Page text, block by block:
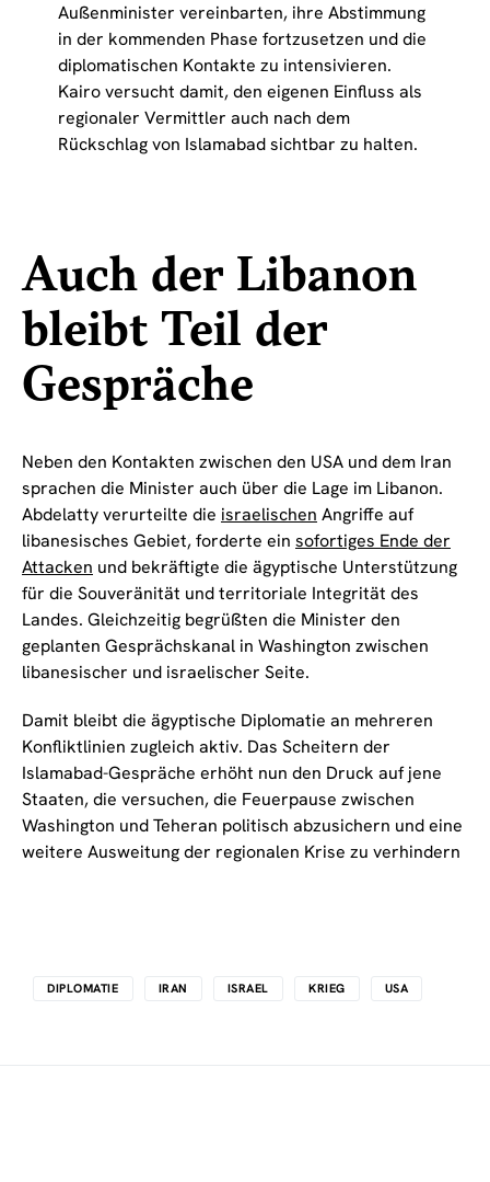
Außenminister vereinbarten, ihre Abstimmung
in der kommenden Phase fortzusetzen und die
diplomatischen Kontakte zu intensivieren.
Kairo versucht damit, den eigenen Einfluss als
regionaler Vermittler auch nach dem
Rückschlag von Islamabad sichtbar zu halten.
Auch der Libanon
bleibt Teil der
Gespräche
Neben den Kontakten zwischen den USA und dem Iran
sprachen die Minister auch über die Lage im Libanon.
Abdelatty verurteilte die israelischen Angriffe auf
libanesisches Gebiet, forderte ein sofortiges Ende der
Attacken und bekräftigte die ägyptische Unterstützung
für die Souveränität und territoriale Integrität des
Landes. Gleichzeitig begrüßten die Minister den
geplanten Gesprächskanal in Washington zwischen
libanesischer und israelischer Seite.
Damit bleibt die ägyptische Diplomatie an mehreren
Konfliktlinien zugleich aktiv. Das Scheitern der
Islamabad-Gespräche erhöht nun den Druck auf jene
Staaten, die versuchen, die Feuerpause zwischen
Washington und Teheran politisch abzusichern und eine
weitere Ausweitung der regionalen Krise zu verhindern
DIPLOMATIE IRAN ISRAEL KRIEG USA